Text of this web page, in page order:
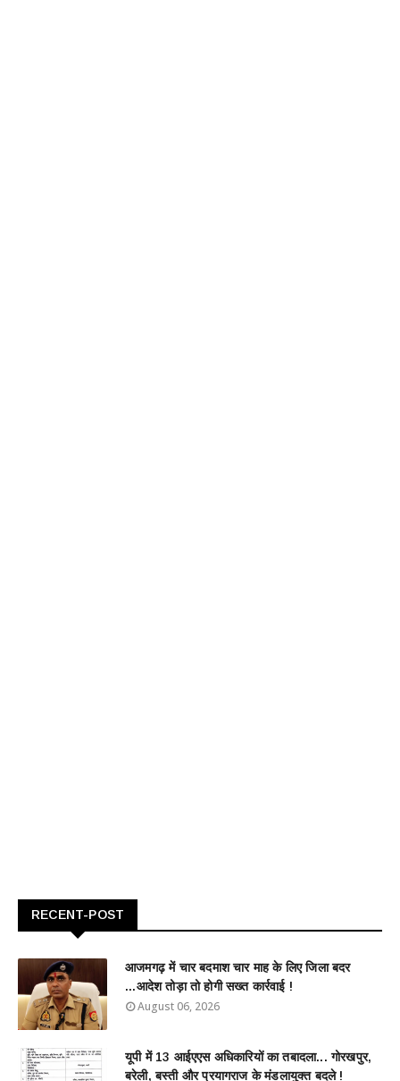
RECENT-POST
आजमगढ़ में चार बदमाश चार माह के लिए जिला बदर
...आदेश तोड़ा तो होगी सख्त कार्रवाई !
August 06, 2026
यूपी में 13 आईएएस अधिकारियों का तबादला... गोरखपुर,
बरेली, बस्ती और प्रयागराज के मंडलायुक्त बदले !